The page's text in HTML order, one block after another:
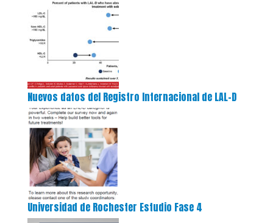
Nuevos datos del Registro Internacional de LAL-D
Universidad de Rochester Estudio Fase 4